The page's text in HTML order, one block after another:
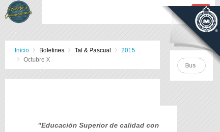
Inicio Boletines Tal & Pascual
2015
Octubre X
"Educación Superior de calidad con